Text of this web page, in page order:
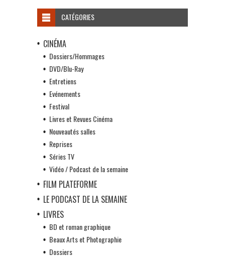
CATÉGORIES
CINÉMA
Dossiers/Hommages
DVD/Blu-Ray
Entretiens
Evénements
Festival
Livres et Revues Cinéma
Nouveautés salles
Reprises
Séries TV
Vidéo / Podcast de la semaine
FILM PLATEFORME
LE PODCAST DE LA SEMAINE
LIVRES
BD et roman graphique
Beaux Arts et Photographie
Dossiers